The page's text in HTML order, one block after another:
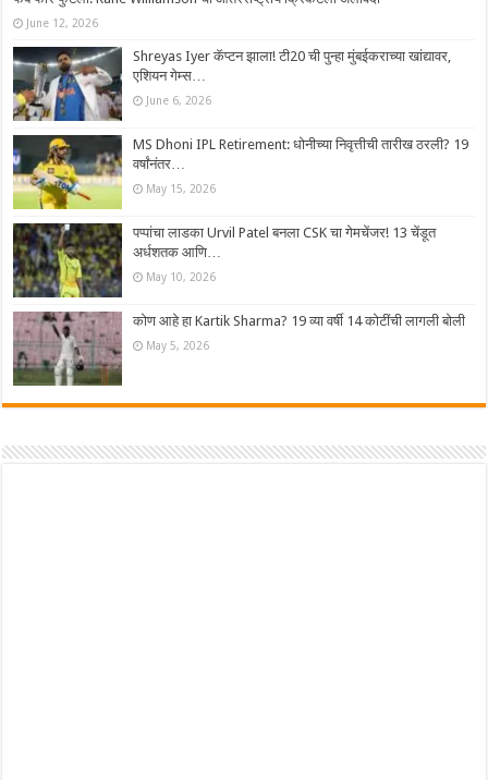
June 12, 2026
Shreyas Iyer कॅप्टन झाला! टी20 ची पुन्हा मुंबईकराच्या खांद्यावर,
एशियन गेम्स…
June 6, 2026
MS Dhoni IPL Retirement: धोनीच्या निवृत्तीची तारीख ठरली? 19
वर्षांनंतर…
May 15, 2026
पप्पांचा लाडका Urvil Patel बनला CSK चा गेमचेंजर! 13 चेंडूत
अर्धशतक आणि…
May 10, 2026
कोण आहे हा Kartik Sharma? 19 व्या वर्षी 14 कोटींची लागली बोली
May 5, 2026